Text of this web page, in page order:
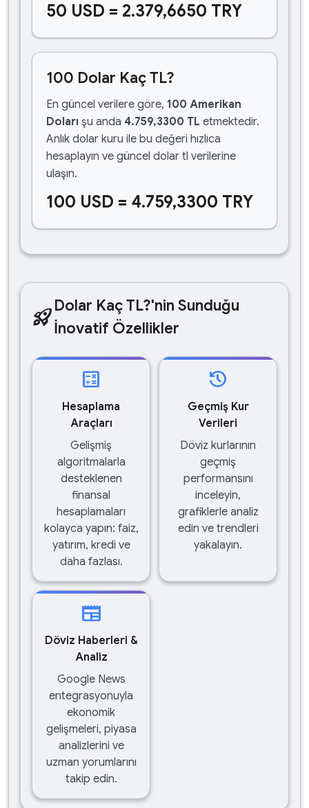
50 USD = 2.379,6650 TRY
100 Dolar Kaç TL?
En güncel verilere göre, 100 Amerikan
Doları şu anda 4.759,3300 TL etmektedir.
Anlık dolar kuru ile bu değeri hızlıca
hesaplayın ve güncel dolar tl verilerine
ulaşın.
100 USD = 4.759,3300 TRY
rocket_launchDolar Kaç TL?'nin Sunduğu
İnovatif Özellikler
calculate
Hesaplama
Araçları
Gelişmiş
algoritmalarla
desteklenen
finansal
hesaplamaları
kolayca yapın: faiz,
yatırım, kredi ve
daha fazlası.
history
Geçmiş Kur
Verileri
Döviz kurlarının
geçmiş
performansını
inceleyin,
grafiklerle analiz
edin ve trendleri
yakalayın.
newspaper
Döviz Haberleri &
Analiz
Google News
entegrasyonuyla
ekonomik
gelişmeleri, piyasa
analizlerini ve
uzman yorumlarını
takip edin.